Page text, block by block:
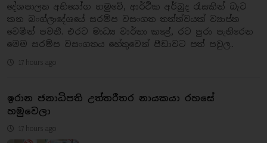
දේශපාලන අභියෝග හමුවේ, ආර්ථික අර්බුද රැසකින් බැට
කන බංග්ලාදේශයේ සරම්ප වසංගත තත්ත්වයක් ව්‍යාප්ත
වෙමින් පවතී. එරට මාධ්‍ය වාර්තා කළේ, රට පුරා පැතිරෙන
මෙම සරම්ප වසංගතය හේතුවෙන් පීඩාවට පත් පවුල..
17 hours ago
ඉරාන ජනාධිපති උත්තරීතර නායකයා රහසේ
හමුවෙලා
17 hours ago